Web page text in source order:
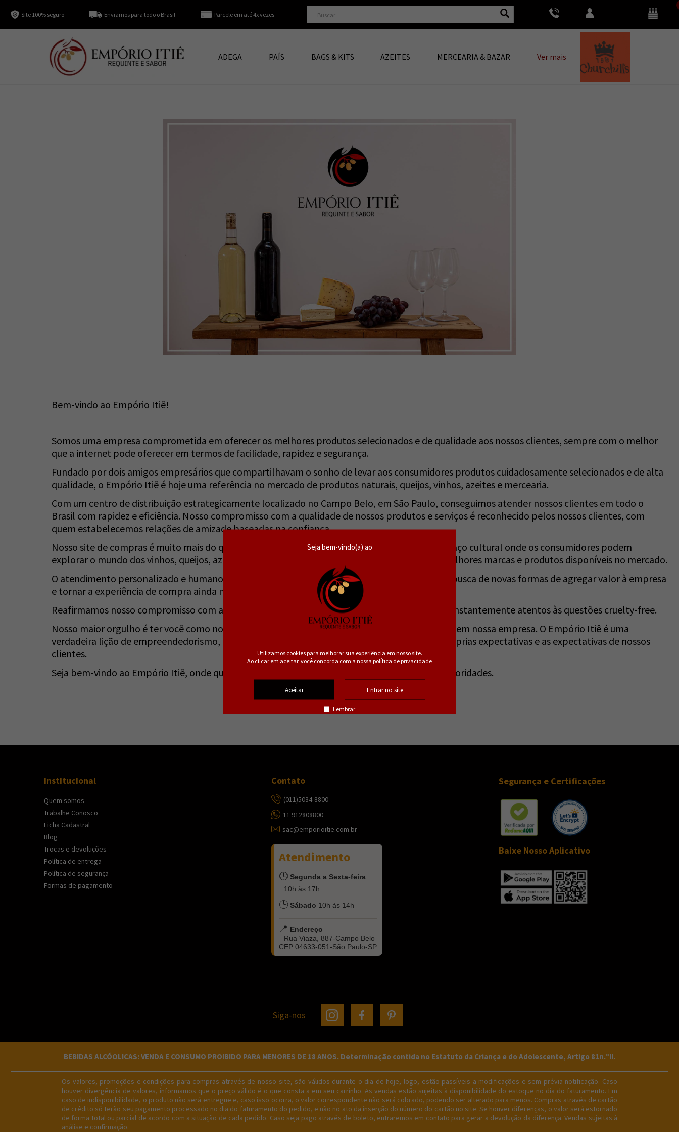
Site 100% seguro Enviamos para todo o Brasil Parcele em até 4x vezes
ADEGA PAÍS BAGS & KITS AZEITES MERCEARIA & BAZAR Ver mais
Seja bem-vindo(a) ao
Utilizamos cookies para melhorar sua experiência em nosso site.
Ao clicar em aceitar, você concorda com a nossa política de privacidade
Aceitar Entrar no site
Lembrar
Bem-vindo ao Empório Itiê!
Somos uma empresa comprometida em oferecer os melhores produtos selecionados e de qualidade aos nossos clientes, sempre com o melhor
que a internet pode oferecer em termos de facilidade, rapidez e segurança.
Fundado por dois amigos empresários que compartilhavam o sonho de levar aos consumidores produtos cuidadosamente selecionados e de alta
qualidade, o Empório Itiê é hoje uma referência no mercado de produtos naturais, queijos, vinhos, azeites e mercearia.
Com um centro de distribuição estrategicamente localizado no Campo Belo, em São Paulo, conseguimos atender nossos clientes em todo o
Brasil com rapidez e eficiência. Nosso compromisso com a qualidade de nossos produtos e serviços é reconhecido pelos nossos clientes, com
quem estabelecemos relações de amizade baseadas na confiança.
Nosso site de compras é muito mais do que um simples local para comprar produtos. É um espaço cultural onde os consumidores podem
explorar o mundo dos vinhos, queijos, azeites, mercearia e produtos naturais, e encontrar as melhores marcas e produtos disponíveis no mercado.
O atendimento personalizado e humano é o nosso maior compromisso, e estamos sempre em busca de novas formas de agregar valor à empresa
e tornar a experiência de compra ainda mais agradável e prática para nossos clientes.
Reafirmamos nosso compromisso com as boas práticas e a proteção dos animais, e estamos constantemente atentos às questões cruelty-free.
Nosso maior orgulho é ter você como nosso cliente e amigo, e agradecemos pela sua confiança em nossa empresa. O Empório Itiê é uma
verdadeira lição de empreendedorismo, e estamos sempre empenhados em superar nossas próprias expectativas e as expectativas de nossos
clientes.
Seja bem-vindo ao Empório Itiê, onde qualidade e satisfação do cliente são nossas principais prioridades.
Institucional
Quem somos
Trabalhe Conosco
Ficha Cadastral
Blog
Trocas e devoluções
Política de entrega
Política de segurança
Formas de pagamento
Contato
(011)5034-8800
11 912808800
sac@emporioitie.com.br
Atendimento
🕒 Segunda a Sexta-feira
10h às 17h
🕒 Sábado 10h às 14h
📍 Endereço
Rua Viaza, 887-Campo Belo
CEP 04633-051-São Paulo-SP
Segurança e Certificações
Baixe Nosso Aplicativo
Siga-nos
BEBIDAS ALCÓOLICAS: VENDA E CONSUMO PROIBIDO PARA MENORES DE 18 ANOS. Determinação contida no Estatuto da Criança e do Adolescente, Artigo 81n.ºII.
Os valores, promoções e condições para compras através de nosso site, são válidos durante o dia de hoje, logo, estão passíveis a modificações e sem prévia notificação. Caso
houver divergência de valores, informamos que o preço válido é o que consta a em seu carrinho. As vendas estão sujeitas à disponibilidade do estoque no dia do faturamento. Em
caso de indisponibilidade, o produto não será entregue e, caso isso ocorra, o valor correspondente não será cobrado, podendo ser alterado para menos. Compras através de cartão
de crédito só terão seu pagamento processado no dia do faturamento do pedido, e não no ato da inserção do número do cartão no site. Se houver diferenças, o valor será estornado
de forma total ou parcial de acordo com a situação de cada pedido. Caso seja pago através de boleto, entraremos em contato para gerar a devolução da diferença. Vendas sujeitas à
análise e confirmação.